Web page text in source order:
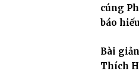
cúng
báo
Bài
Thích